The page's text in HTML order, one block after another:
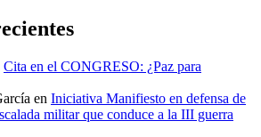
Cita en el CONGRESO: ¿Paz para
en Iniciativa Manifiesto en defensa de
militar que conduce a la III guerra